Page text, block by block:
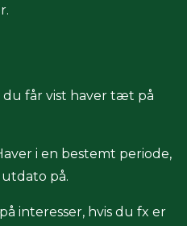
du får vist haver tæt på
i en bestemt periode,
på.
interesser, hvis du fx er